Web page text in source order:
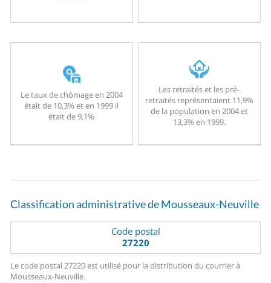
Le taux de chômage en 2004
était de 10,3% et en 1999 il
était de 9,1%
Les retraités et les pré-
retraités représentaient 11,9%
de la population en 2004 et
13,3% en 1999.
Classification administrative de Mousseaux-Neuville
Code postal
27220
Le code postal 27220 est utilisé pour la distribution du courrier à
Mousseaux-Neuville.